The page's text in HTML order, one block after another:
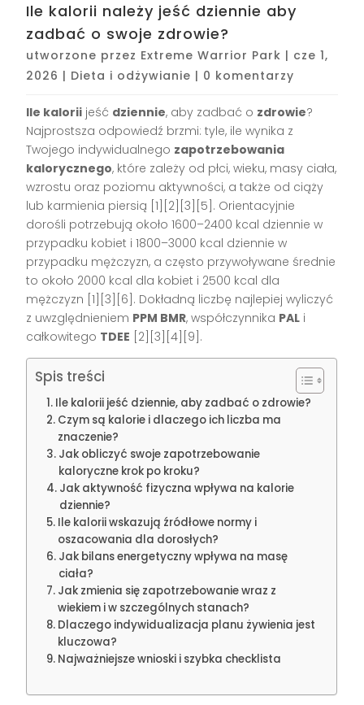
Ile kalorii należy jeść dziennie aby
zadbać o swoje zdrowie?
utworzone przez Extreme Warrior Park | cze 1,
2026 | Dieta i odżywianie | 0 komentarzy
Ile kalorii jeść dziennie, aby zadbać o zdrowie?
Najprostsza odpowiedź brzmi: tyle, ile wynika z
Twojego indywidualnego zapotrzebowania
kalorycznego, które zależy od płci, wieku, masy ciała,
wzrostu oraz poziomu aktywności, a także od ciąży
lub karmienia piersią [1][2][3][5]. Orientacyjnie
dorośli potrzebują około 1600–2400 kcal dziennie w
przypadku kobiet i 1800–3000 kcal dziennie w
przypadku mężczyzn, a często przywoływane średnie
to około 2000 kcal dla kobiet i 2500 kcal dla
mężczyzn [1][3][6]. Dokładną liczbę najlepiej wyliczyć
z uwzględnieniem PPM BMR, współczynnika PAL i
całkowitego TDEE [2][3][4][9].
Spis treści
Ile kalorii jeść dziennie, aby zadbać o zdrowie?
Czym są kalorie i dlaczego ich liczba ma
znaczenie?
Jak obliczyć swoje zapotrzebowanie
kaloryczne krok po kroku?
Jak aktywność fizyczna wpływa na kalorie
dziennie?
Ile kalorii wskazują źródłowe normy i
oszacowania dla dorosłych?
Jak bilans energetyczny wpływa na masę
ciała?
Jak zmienia się zapotrzebowanie wraz z
wiekiem i w szczególnych stanach?
Dlaczego indywidualizacja planu żywienia jest
kluczowa?
Najważniejsze wnioski i szybka checklista